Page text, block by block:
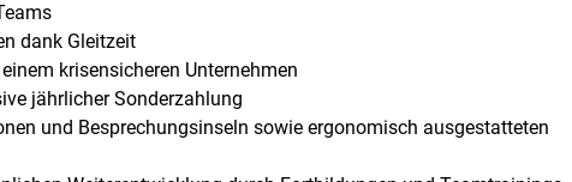
dank Gleitzeit
krisensicheren Unternehmen
jährlicher Sonderzahlung
und Besprechungsinseln sowie ergonomisch ausgestatteten